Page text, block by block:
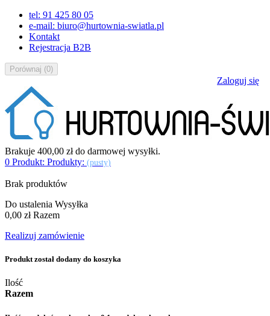
tel: 91 425 80 05
e-mail: biuro@hurtownia-swiatla.pl
Kontakt
Rejestracja B2B
Porównaj (0)
Zaloguj się
Brakuje 400,00 złdo darmowej wysyłki.
0 Produkt: Produkty: (pusty)
Brak produktów
Do ustalenia Wysyłka
0,00 zł Razem
Realizuj zamówienie
Produkt został dodany do koszyka
Ilość
Razem